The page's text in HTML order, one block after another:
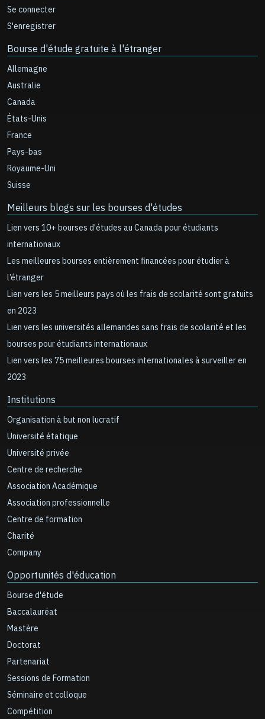
Se connecter
S'enregistrer
Bourse d'étude gratuite à l'étranger
Allemagne
Australie
Canada
États-Unis
France
Pays-bas
Royaume-Uni
Suisse
Meilleurs blogs sur les bourses d'études
Lien vers 10+ bourses d'études au Canada pour étudiants
internationaux
Les meilleures bourses entièrement financées pour étudier à
l’étranger
Lien vers les 5 meilleurs pays où les frais de scolarité sont gratuits
en 2023
Lien vers les universités allemandes sans frais de scolarité et les
bourses pour étudiants internationaux
Lien vers les 75 meilleures bourses internationales à surveiller en
2023
Institutions
Organisation à but non lucratif
Université étatique
Université privée
Centre de recherche
Association Académique
Association professionnelle
Centre de formation
Charité
Company
Opportunités d'éducation
Bourse d'étude
Baccalauréat
Mastère
Doctorat
Partenariat
Sessions de Formation
Séminaire et colloque
Compétition